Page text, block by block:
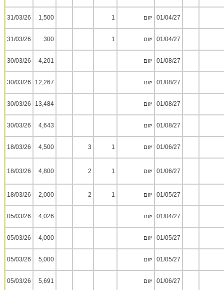
01/04/27 יזום 1
1,500
31/03/26
01/04/27 יזום 1
300
31/03/26
01/08/27 יזום 4,201
30/03/26
01/08/27 יזום 12,267
30/03/26
01/08/27 יזום 13,484
30/03/26
01/08/27 יזום 4,643
30/03/26
01/06/27 יזום 1
3
4,500
18/03/26
01/06/27 יזום 1
2
4,800
18/03/26
01/05/27 יזום 1
2
2,000
18/03/26
01/04/27 יזום 4,026
05/03/26
01/05/27 יזום 4,000
05/03/26
01/05/27 יזום 5,000
05/03/26
01/06/27 יזום 5,691
05/03/26